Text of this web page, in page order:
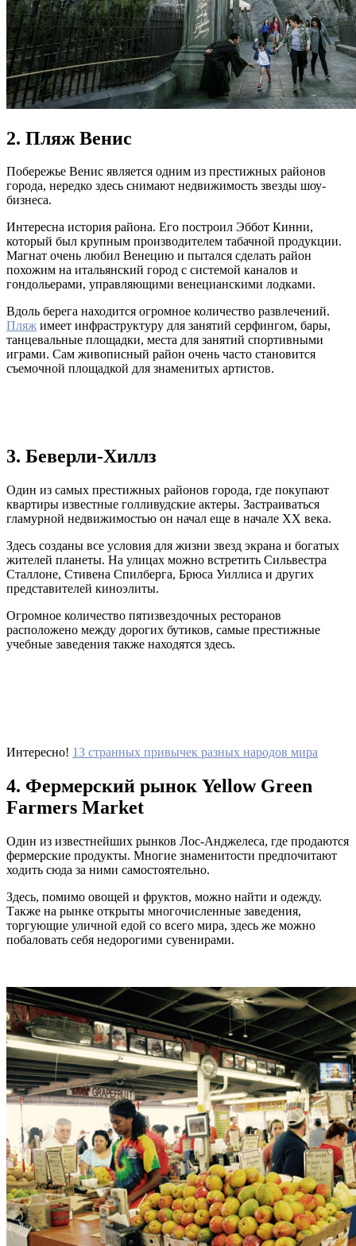
2. Пляж Венис
Побережье Венис является одним из престижных районов
города, нередко здесь снимают недвижимость звезды шоу-
бизнеса.
Интересна история района. Его построил Эббот Кинни,
который был крупным производителем табачной продукции.
Магнат очень любил Венецию и пытался сделать район
похожим на итальянский город с системой каналов и
гондольерами, управляющими венецианскими лодками.
Вдоль берега находится огромное количество развлечений.
Пляж имеет инфраструктуру для занятий серфингом, бары,
танцевальные площадки, места для занятий спортивными
играми. Сам живописный район очень часто становится
съемочной площадкой для знаменитых артистов.
3. Беверли-Хиллз
Один из самых престижных районов города, где покупают
квартиры известные голливудские актеры. Застраиваться
гламурной недвижимостью он начал еще в начале ХХ века.
Здесь созданы все условия для жизни звезд экрана и богатых
жителей планеты. На улицах можно встретить Сильвестра
Сталлоне, Стивена Спилберга, Брюса Уиллиса и других
представителей киноэлиты.
Огромное количество пятизвездочных ресторанов
расположено между дорогих бутиков, самые престижные
учебные заведения также находятся здесь.
Интересно! 13 странных привычек разных народов мира
4. Фермерский рынок Yellow Green
Farmers Market
Один из известнейших рынков Лос-Анджелеса, где продаются
фермерские продукты. Многие знаменитости предпочитают
ходить сюда за ними самостоятельно.
Здесь, помимо овощей и фруктов, можно найти и одежду.
Также на рынке открыты многочисленные заведения,
торгующие уличной едой со всего мира, здесь же можно
побаловать себя недорогими сувенирами.